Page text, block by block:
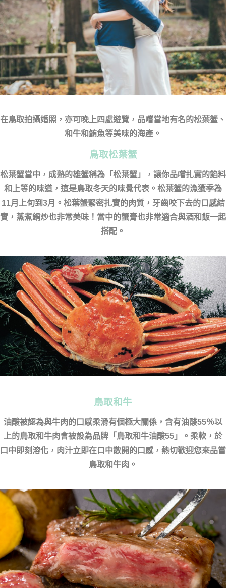
在鳥取拍攝婚照，亦可晚上四處遊覽，品嚐當地有名的松葉蟹、
和牛和鮪魚等美味的海產。
鳥取松葉蟹
松葉蟹當中，成熟的雄蟹稱為「松葉蟹」，讓你品嚐扎實的餡料
和上等的味道，這是鳥取冬天的味覺代表。松葉蟹的漁獲季為
11月上旬到3月。松葉蟹緊密扎實的肉質，牙齒咬下去的口感結
實，蒸煮鍋炒也非常美味！當中的蟹膏也非常適合與酒和飯一起
搭配。
鳥取和牛
油酸被認為與牛肉的口感柔滑有個極大關係，含有油酸55％以
上的鳥取和牛肉會被設為品牌「鳥取和牛油酸55」。柔軟，於
口中即刻溶化，肉汁立即在口中散開的口感，熱切歡迎您來品嘗
鳥取和牛肉。